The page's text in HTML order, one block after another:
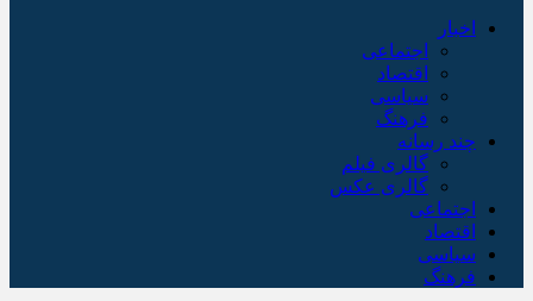
اخبار
اجتماعی
اقتصاد
سیاسی
فرهنگ
چند رسانه
گالری فیلم
گالری عکس
اجتماعی
اقتصاد
سیاسی
فرهنگ